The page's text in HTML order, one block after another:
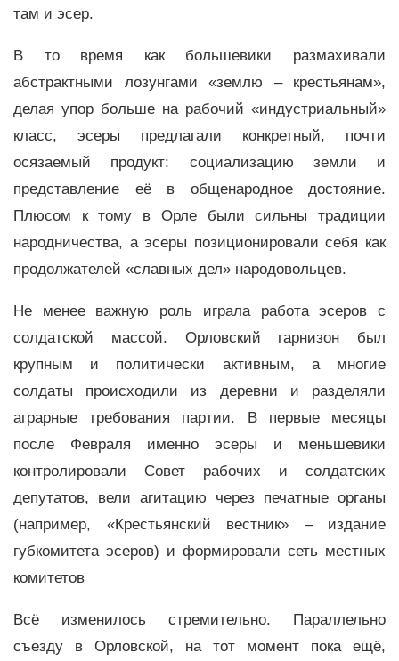
там и эсер.
В то время как большевики размахивали
абстрактными лозунгами «землю – крестьянам»,
делая упор больше на рабочий «индустриальный»
класс, эсеры предлагали конкретный, почти
осязаемый продукт: социализацию земли и
представление её в общенародное достояние.
Плюсом к тому в Орле были сильны традиции
народничества, а эсеры позиционировали себя как
продолжателей «славных дел» народовольцев.
Не менее важную роль играла работа эсеров с
солдатской массой. Орловский гарнизон был
крупным и политически активным, а многие
солдаты происходили из деревни и разделяли
аграрные требования партии. В первые месяцы
после Февраля именно эсеры и меньшевики
контролировали Совет рабочих и солдатских
депутатов, вели агитацию через печатные органы
(например, «Крестьянский вестник» – издание
губкомитета эсеров) и формировали сеть местных
комитетов
Всё изменилось стремительно. Параллельно
съезду в Орловской, на тот момент пока ещё,